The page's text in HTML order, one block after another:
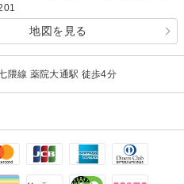
地図を見る
隈線 薬院大通駅 徒歩4分